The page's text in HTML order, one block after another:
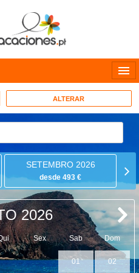
ALTERAR
SETEMBRO 2026
desde 493 €
2026
Sex Sab Dom
01 02